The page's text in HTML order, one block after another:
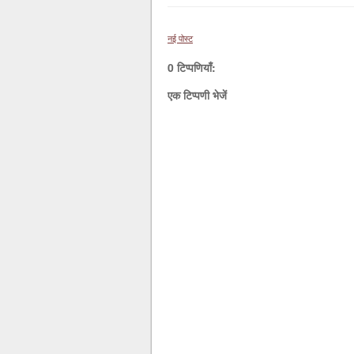
नई पोस्ट
0 टिप्पणियाँ:
एक टिप्पणी भेजें